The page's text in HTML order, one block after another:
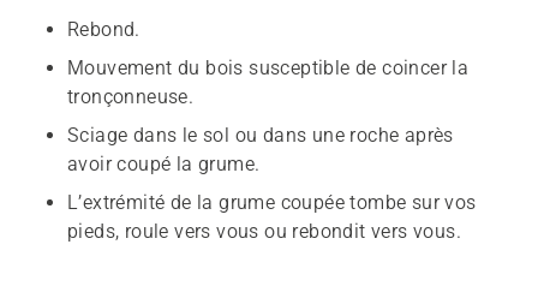
Rebond.
Mouvement du bois susceptible de coincer la
tronçonneuse.
Sciage dans le sol ou dans une roche après
avoir coupé la grume.
L’extrémité de la grume coupée tombe sur vos
pieds, roule vers vous ou rebondit vers vous.